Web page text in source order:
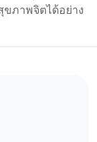
ขภาพจิตได้อย่าง